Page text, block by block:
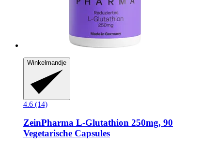
Winkelmandje
4.6 (14)
ZeinPharma L-​Glutathion 250mg, 90
Vegetarische Capsules